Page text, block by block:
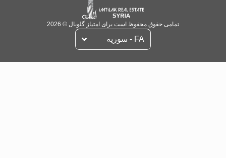
تمامی حقوق محفوظ است برای امتیاز گلوبال © 2026
FA - سوریه